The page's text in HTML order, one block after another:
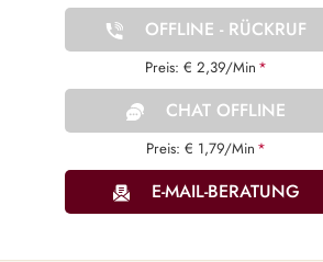
OFFLINE - RÜCKRUF
Preis: € 2,39/Min *
CHAT OFFLINE
Preis: € 1,79/Min *
E-MAIL-BERATUNG